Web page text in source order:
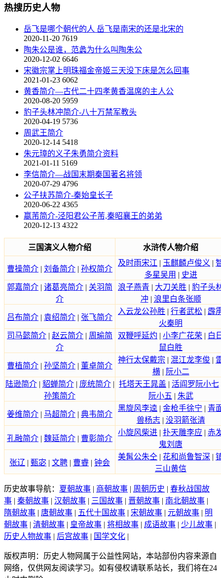
热搜历史人物
岳飞是哪个朝代的人 岳飞是南宋的还是北宋的
2020-11-20 7619
陶朱公是谁，范蠡为什么叫陶朱公
2020-12-02 6646
宋徽宗掌上明珠福金帝姬三天没下床是怎么回事
2021-01-23 6062
黄香简介—古代二十四孝黄香温席的主人公
2020-08-20 5959
豹子头林冲简介-八十万禁军教头
2020-04-19 5736
周武王简介
2020-12-14 5418
朱元璋的义子朱勇简介资料
2021-01-11 5169
李信简介—战国末期秦国著名将领
2020-07-29 4796
公子扶苏简介-秦始皇长子
2020-06-22 4365
嬴芾简介-泾阳君公子芾,秦昭襄王的弟弟
2020-12-13 4322
三国演义人物介绍 水浒传人物介绍
曹操简介 | 刘备简介 | 孙权简介
及时雨宋江 | 玉麒麟卢俊义 |
多星吴用 | 史进
郭嘉简介 | 诸葛亮简介 | 关羽简
介
浪子燕青 | 大刀关胜 | 豹子头
冲 | 浪里白条张顺
吕布简介 | 袁绍简介 | 张飞简介
入云龙公孙胜 | 行者武松 | 霹
火秦明
司马懿简介 | 赵云简介 | 周瑜简
介
双鞭呼延灼 | 小李广花荣 | 白
鼠白胜
曹植简介 | 孙坚简介 | 董卓简介
神行太保戴宗 | 混江龙李俊 |
横| 阮小二
陆逊简介| 貂蝉简介| 庞统简介|
孙策简介
托塔天王晁盖 | 活阎罗阮小七
阮小五 | 朱武
姜维简介 | 马超简介 | 典韦简介
黑旋风李逵 | 金枪手徐宁 | 青
兽杨志| 没羽箭张清
孔融简介 | 魏延简介 | 曹彰简介
小旋风柴进 | 扑天雕李应 | 赤
鬼刘唐
张辽 | 甄宓 | 文聘 | 曹睿 | 钟会
美髯公朱仝 | 花和尚鲁智深 |
三山黄信
历史故事导航： 夏朝故事 | 商朝故事 | 周朝历史 | 春秋战国故
事 | 秦朝故事 | 汉朝故事 | 三国故事 | 晋朝故事 | 南北朝故事 |
隋朝故事 | 唐朝故事 | 五代十国故事 | 宋朝故事 | 元朝故事 | 明
朝故事 | 清朝故事 | 皇帝故事 | 将相故事 | 成语故事 | 少儿故事 |
历史人物故事 | 后宫故事 | 国学文化 |
版权声明：历史人物网属于公益性网站，本站部份内容来源自
网络，仅供网友阅读学习。如有侵权请联系站长，我们将在24